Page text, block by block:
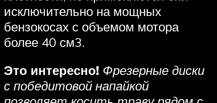
исключительно на мощных
бензокосах с объемом мотора
более 40 см3.
Это интересно! Фрезерные диски
с победитовой напайкой